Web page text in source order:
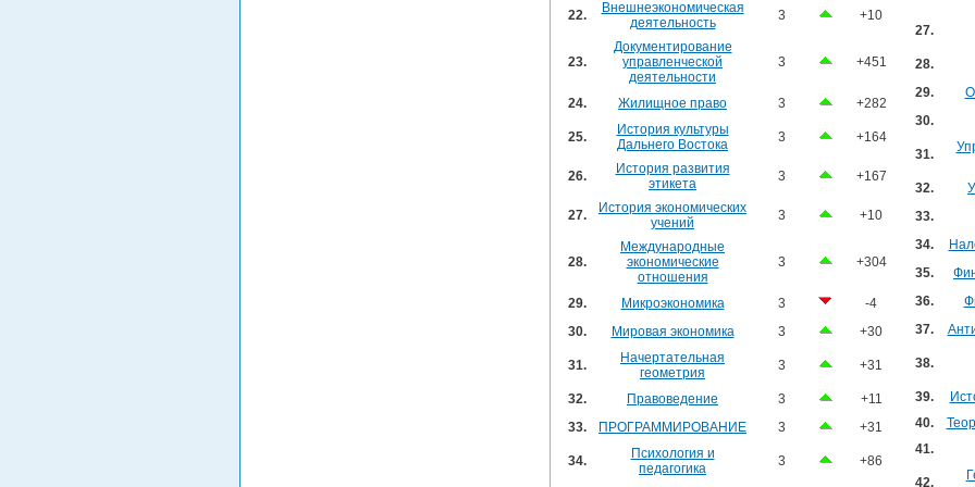
22.
Внешнеэкономическая
деятельность
3 +10
23.
Документирование
управленческой
деятельности
3 +451
24. Жилищное право 3 +282
25.
История культуры
Дальнего Востока
3 +164
26.
История развития
этикета
3 +167
27.
История экономических
учений
3 +10
28.
Международные
экономические
отношения
3 +304
29. Микроэкономика 3
-4
30.
Мировая экономика 3 +30
31.
Начертательная
геометрия
3 +31
32. Правоведение 3
+11
33.
ПРОГРАММИРОВАНИЕ 3 +31
34.
Психология и
педагогика
3 +86
27.
28.
29.
30.
31.
32.
33.
34.
35.
36.
37.
38.
39.
40.
41.
42.